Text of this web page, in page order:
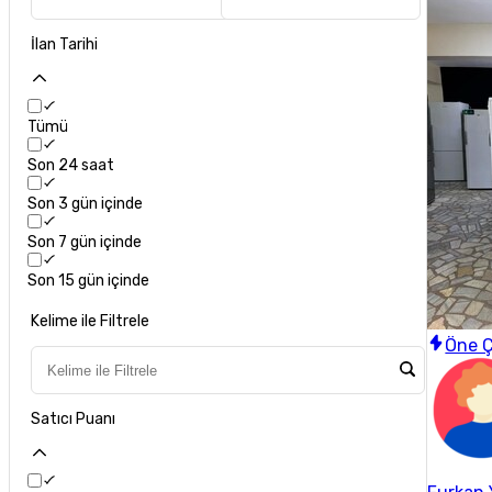
İlan Tarihi
Tümü
Son 24 saat
Son 3 gün içinde
Son 7 gün içinde
Son 15 gün içinde
Kelime ile Filtrele
Satıcı Puanı
Öne